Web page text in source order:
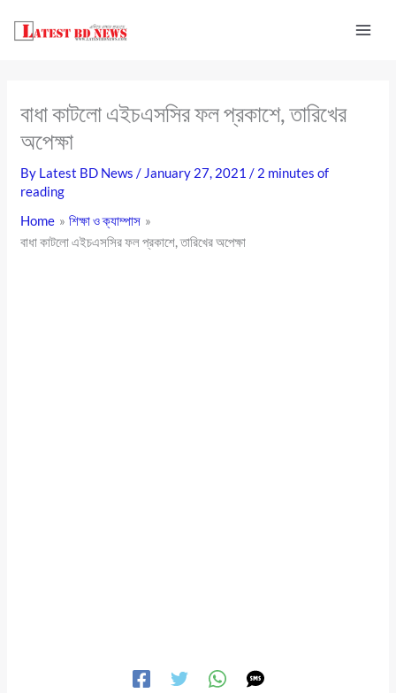
বাধা কাটলো এইচএসসির ফল প্রকাশে, তারিখের
অপেক্ষা
By Latest BD News/ January 27, 2021/ 2 minutes of
reading
Home
শিক্ষা ও ক্যাম্পাস
বাধা কাটলো এইচএসসির ফল প্রকাশে, তারিখের অপেক্ষা